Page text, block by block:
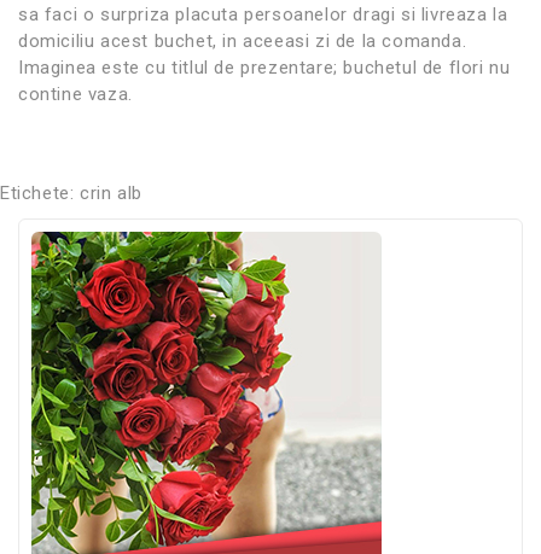
sa faci o surpriza placuta persoanelor dragi si livreaza la
domiciliu acest buchet, in aceeasi zi de la comanda.
Imaginea este cu titlul de prezentare; buchetul de flori nu
contine vaza.
Etichete: crin alb